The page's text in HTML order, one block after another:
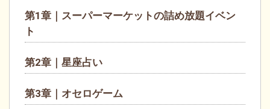
第1章｜スーパーマーケットの詰め放題イベン
ト
第2章｜星座占い
第3章｜オセロゲーム